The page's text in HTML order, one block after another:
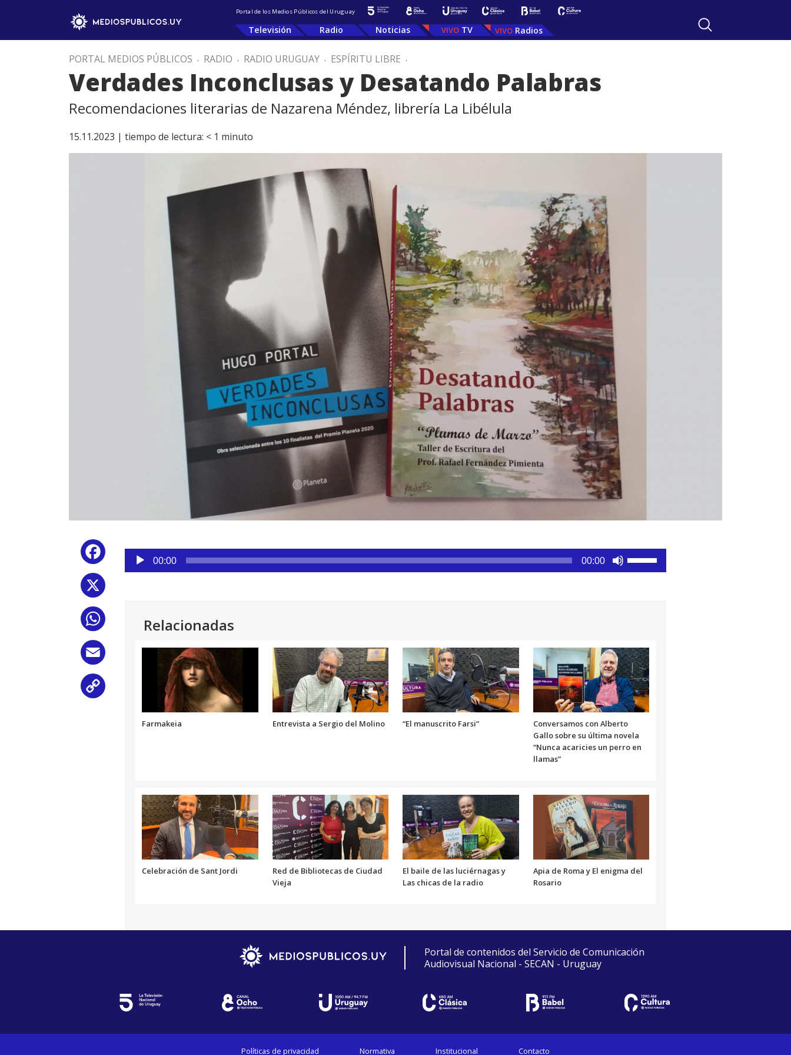
Portal de los Medios Públicos del Uruguay
Televisión Radio Noticias TV Radios
PORTAL MEDIOS PÚBLICOS . RADIO . RADIO URUGUAY . ESPÍRITU LIBRE .
Verdades Inconclusas y Desatando Palabras
Recomendaciones literarias de Nazarena Méndez, librería La Libélula
15.11.2023 | tiempo de lectura: < 1 minuto
Facebook
WhatsApp
Reproductor
audio
00:00 00:00
aumentar
o
disminuir
el
volumen.
Relacionadas
Farmakeia Entrevista a Sergio del Molino “El manuscrito Farsi”
Conversamos con Alberto
Gallo sobre su última novela
“Nunca acaricies un perro en
llamas”
Celebración de Sant Jordi
Red de Bibliotecas de Ciudad
Vieja
El baile de las luciérnagas y
Las chicas de la radio
Apia de Roma y El enigma del
Rosario
Portal de contenidos del Servicio de Comunicación
Audiovisual Nacional - SECAN - Uruguay
Políticas de privacidad Normativa Institucional Contacto